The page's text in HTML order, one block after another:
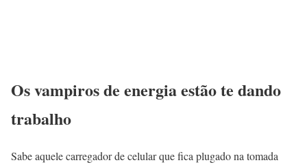
Os vampiros de energia estão te dando
trabalho
Sabe aquele carregador de celular que fica plugado na tomada